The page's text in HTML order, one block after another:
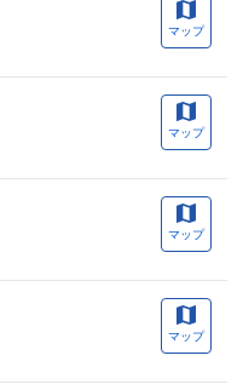
マップ
マップ
マップ
マップ